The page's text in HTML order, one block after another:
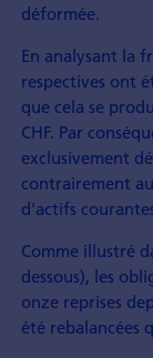
déformée.
En analysant la
respectives ont
que cela se
CHF. Par
exclusivement
contrairement
d'actifs
Comme illustré
dessous), les
onze reprises
été rebalancées